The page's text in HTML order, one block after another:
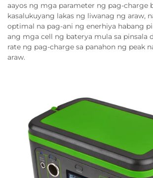
aayos ng mga parameter ng pag-charge
kasalukuyang lakas ng liwanag ng araw,
optimal na pag-ani ng enerhiya habang
ang mga cell ng baterya mula sa pinsala
rate ng pag-charge sa panahon ng peak
araw.